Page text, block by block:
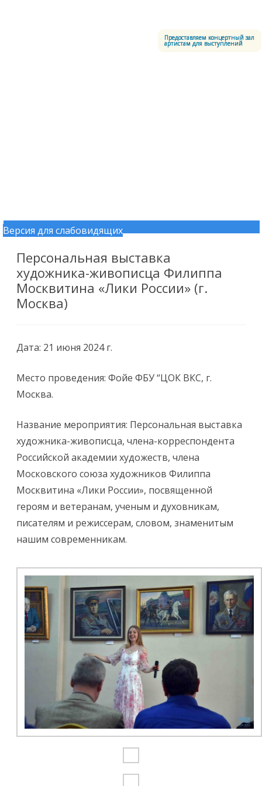
Версия для слабовидящих
Предоставляем концертный зал
артистам для выступлений
Перейти к содержимому
Персональная выставка
художника-живописца Филиппа
Москвитина «Лики России» (г.
Москва)
Дата: 21 июня 2024 г.
Место проведения: Фойе ФБУ “ЦОК ВКС, г.
Москва.
Название мероприятия: Персональная выставка
художника-живописца, члена-корреспондента
Российской академии художеств, члена
Московского союза художников Филиппа
Москвитина «Лики России», посвященной
героям и ветеранам, ученым и духовникам,
писателям и режиссерам, словом, знаменитым
нашим современникам.